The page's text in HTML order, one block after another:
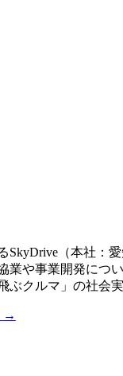
（本社：
や事業開発につい
クルマ」の社会実
→